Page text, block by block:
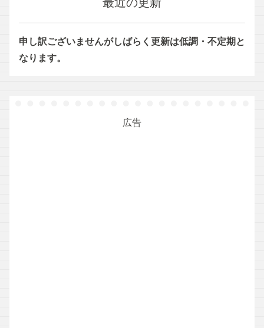
申し訳ございませんがしばらく更新は低調・不定期と
なります。
広告